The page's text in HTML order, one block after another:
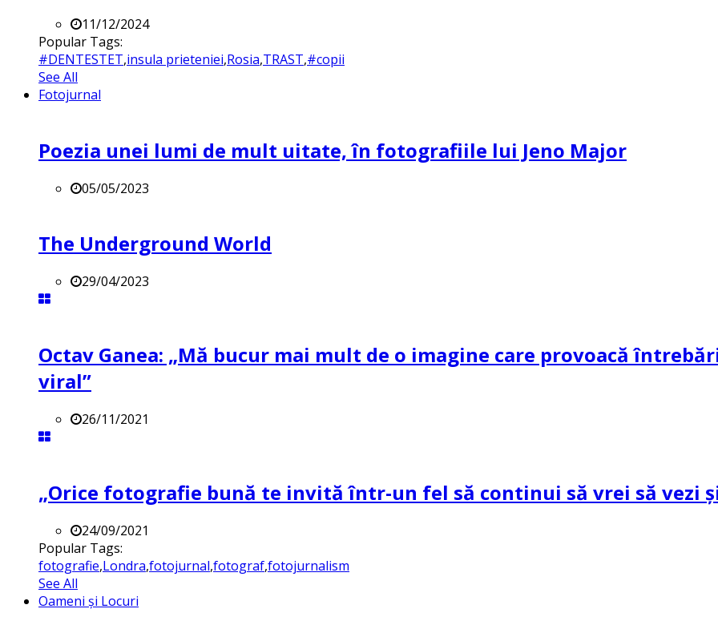
11/12/2024
Popular Tags:
#DENTESTET,insula prieteniei,Rosia,TRAST,#copii
See All
Fotojurnal
Poezia unei lumi de mult uitate, în fotografiile lui Jeno Major
05/05/2023
The Underground World
29/04/2023
Octav Ganea: „Mă bucur mai mult de o imagine care provoacă
viral”
26/11/2021
„Orice fotografie bună te invită într-un fel să continui să vrei să vezi
24/09/2021
Popular Tags:
fotografie,Londra,fotojurnal,fotograf,fotojurnalism
See All
Oameni și Locuri